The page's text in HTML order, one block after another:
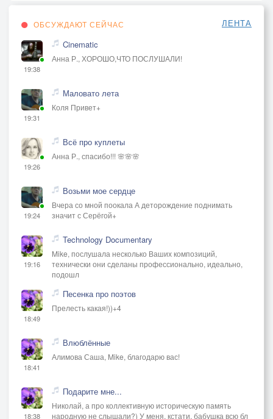
ОБСУЖДАЮТ СЕЙЧАС ЛЕНТА
19:38
Cinematic
Анна Р., ХОРОШО,ЧТО ПОСЛУШАЛИ!
19:31
Маловато лета
Коля Привет+
19:26
Всё про куплеты
Анна Р., спасибо!!! 🌸🌸🌸
19:24
Возьми мое сердце
Вчера со мной поокала А деторождение поднимать
значит с Серёгой+
19:16
Technology Documentary
Mike, послушала несколько Ваших композиций,
технически они сделаны профессионально, идеально,
подошл
18:49
Песенка про поэтов
Прелесть какая!))+4
18:41
Влюблённые
Алимова Саша, Mike, благодарю вас!
18:38
Подарите мне...
Николай, а про коллективную историческую память
народную не слышали?) У меня, кстати, бабушка всю бл